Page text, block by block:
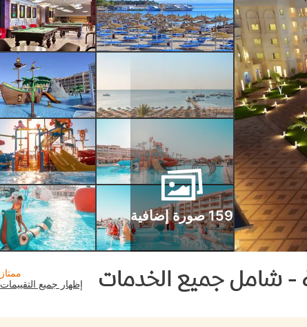
159 صورة إضافية
- شامل جميع الخدمات
ممتاز
إظهار جميع التقييمات